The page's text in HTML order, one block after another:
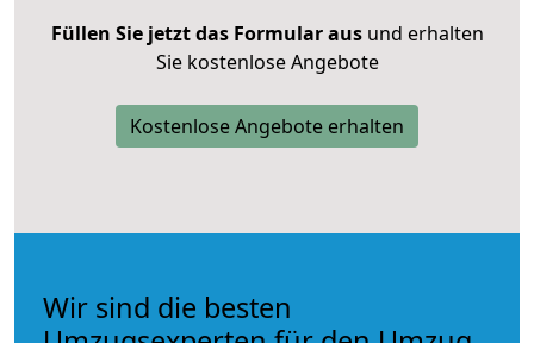
Füllen Sie jetzt das Formular ausund erhalten
Sie kostenlose Angebote
Kostenlose Angebote erhalten
Wir sind die besten